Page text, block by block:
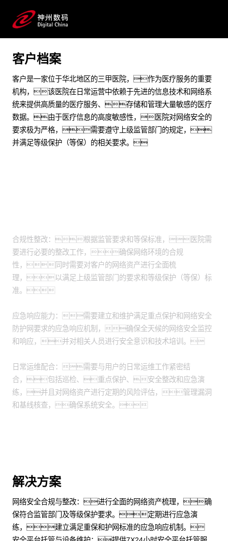
提高网络安全应急响应能力
客户档案
客户是一家位于华北地区的三甲医院，作为医疗服务的重要
机构，该医院在日常运营中依赖于先进的信息技术和网络系
统来提供高质量的医疗服务、存储和管理大量敏感的医疗
数据。由于医疗信息的高度敏感性，医院对网络安全的
要求极为严格，需要遵守上级监管部门的规定，
并满足等级保护（等保）的相关要求。
合规性整改：根据监管要求和等保标准，医院需
要进行必要的整改工作，确保网络环境的合规
性，同时需要对客户的网络资产进行全面梳
理，以满足上级监管部门的要求和等级保护（等保）标
准。
应急响应能力：需要建立和维护满足重点保护和网络安全
防护网要求的应急响应机制，确保全天候的网络安全监控
和响应，并对相关人员进行安全意识和技术培训。
日常运维配合：需要与用户的日常运维工作紧密结
合，包括巡检、重点保护、安全整改和应急演
练，并且对网络资产进行定期的风险评估，管理漏洞
和基线核查，确保系统安全。
解决方案
网络安全合规与整改：进行全面的网络资产梳理，确
保符合监管部门及等级保护要求。定期进行应急演
练，建立满足重保和护网标准的应急响应机制。